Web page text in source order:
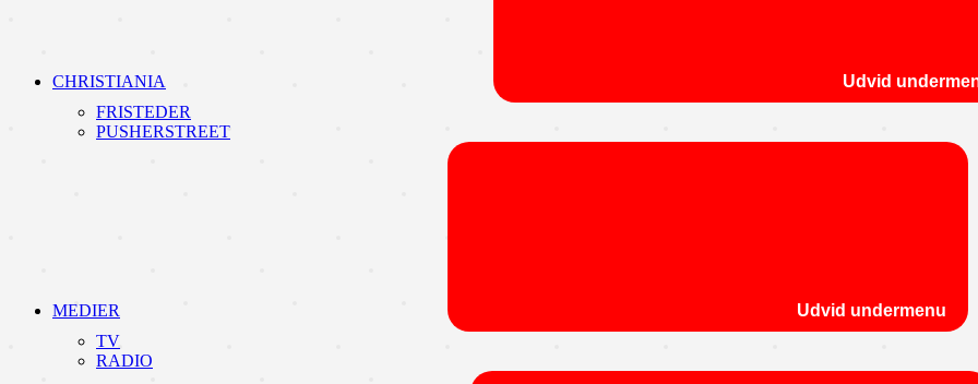
CHRISTIANIA
Udvid
FRISTEDER
PUSHERSTREET
MEDIER
Udvid undermenu
TV
RADIO